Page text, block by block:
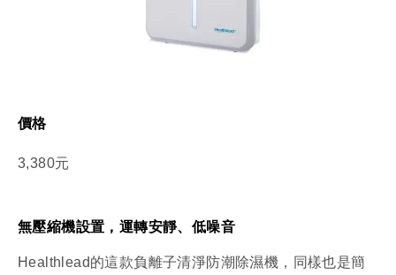
價格
3,380元
無壓縮機設置，運轉安靜、低噪音
Healthlead的這款負離子清淨防潮除濕機，同樣也是簡